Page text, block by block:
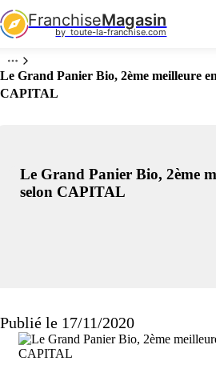
FranchiseMagasin
by  toute-la-franchise.com
Le Grand Panier Bio, 2ème meilleure
CAPITAL
Le Grand Panier Bio, 2ème
selon CAPITAL
Publié le 17/11/2020